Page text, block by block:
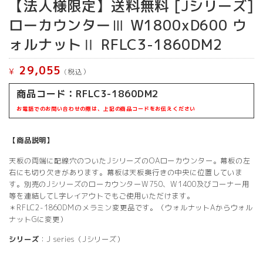
【法人様限定】送料無料 [Jシリーズ]
ローカウンターⅢ W1800xD600 ウ
ォルナットⅡ RFLC3-1860DM2
¥ 29,055 (税込）
商品コード： RFLC3-1860DM2
お電話でのお問い合わせの際は、上記の商品コードをお伝えください
【商品説明】
天板の両端に配線穴のついたJシリーズのOAローカウンター。幕板の左
右にも切り欠きがあります。幕板は天板奥行きの中央に位置していま
す。別売のJシリーズのローカウンターW750、W1400及びコーナー用
等を連結してL字レイアウトでもご使用いただけます。
＊RFLC2-1860DMのメラミン変更品です。（ウォルナットAからウォル
ナットGに変更）
シリーズ ：J series（Jシリーズ）